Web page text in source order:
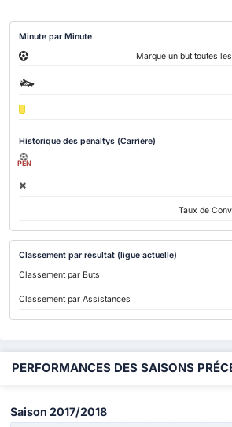
Minute par Minute
Marque un but toutes les
Historique des penaltys (Carrière)
PEN
Taux de
Classement par résultat (ligue actuelle)
Classement par Buts
Classement par Assistances
PERFORMANCES DES SAISONS
Saison 2017/2018